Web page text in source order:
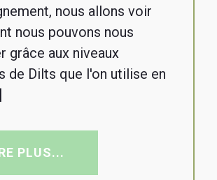
nous allons voir
nous pouvons nous
grâce aux niveaux
de Dilts que l'on utilise en
PLUS...